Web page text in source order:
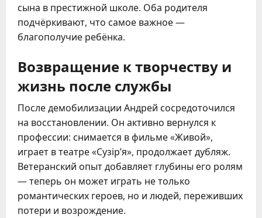
сына в престижной школе. Оба родителя
подчёркивают, что самое важное —
благополучие ребёнка.
Возвращение к творчеству и
жизнь после службы
После демобилизации Андрей сосредоточился
на восстановлении. Он активно вернулся к
профессии: снимается в фильме «Живой»,
играет в театре «Сузір’я», продолжает дубляж.
Ветеранский опыт добавляет глубины его ролям
— теперь он может играть не только
романтических героев, но и людей, переживших
потери и возрождение.